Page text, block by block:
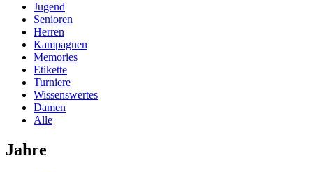
Jugend
Senioren
Herren
Kampagnen
Memories
Etikette
Turniere
Wissenswertes
Damen
Alle
Jahre